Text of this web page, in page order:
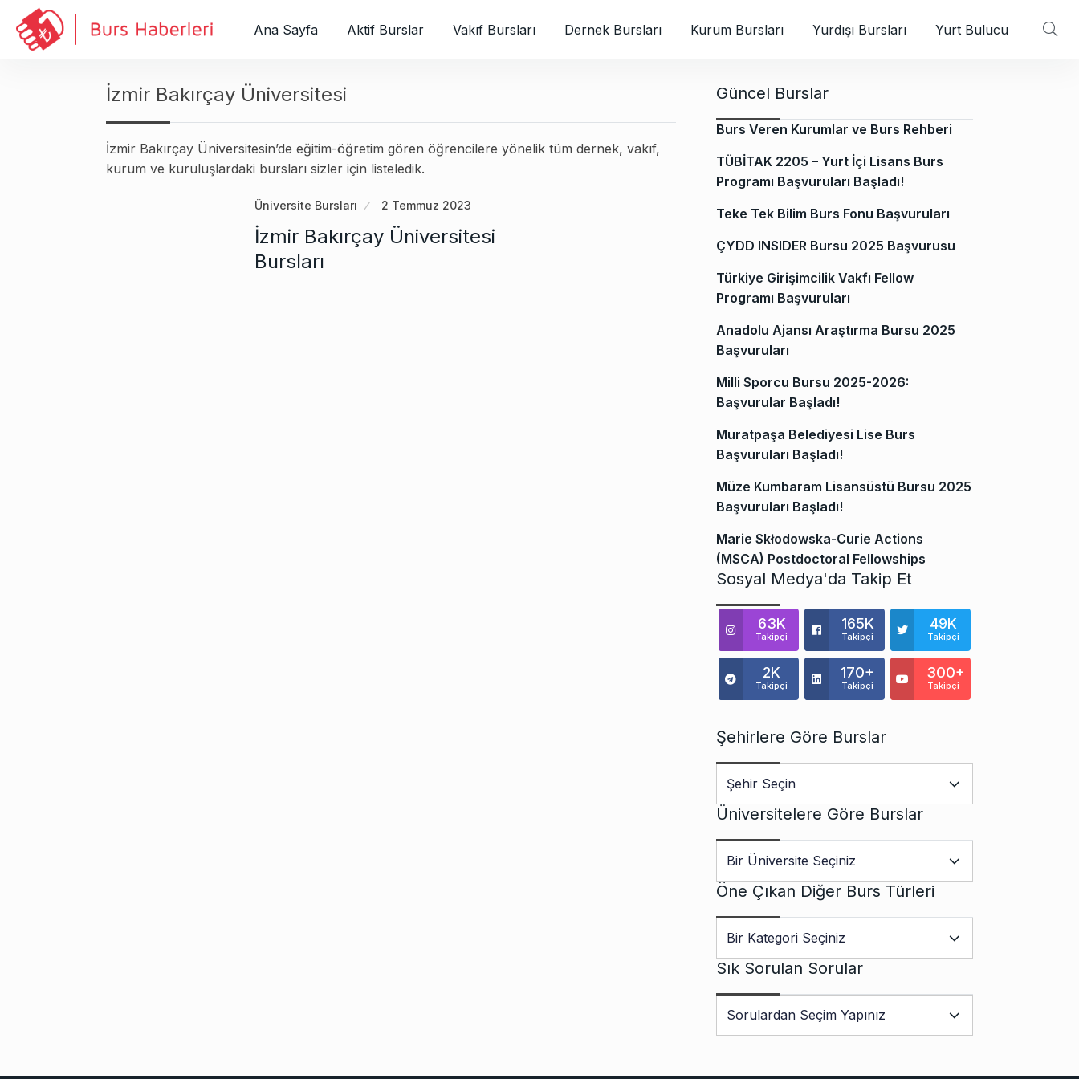
Ana Sayfa Aktif Burslar Vakıf Bursları Dernek Bursları Kurum Bursları Yurdışı Bursları Yurt Bulucu
İzmir Bakırçay Üniversitesi
İzmir Bakırçay Üniversitesin’de eğitim-öğretim gören öğrencilere yönelik tüm dernek, vakıf,
kurum ve kuruluşlardaki bursları sizler için listeledik.
Üniversite Bursları 2 Temmuz 2023
İzmir Bakırçay Üniversitesi
Bursları
Güncel Burslar
Burs Veren Kurumlar ve Burs Rehberi
TÜBİTAK 2205 – Yurt İçi Lisans Burs
Programı Başvuruları Başladı!
Teke Tek Bilim Burs Fonu Başvuruları
ÇYDD INSIDER Bursu 2025 Başvurusu
Türkiye Girişimcilik Vakfı Fellow
Programı Başvuruları
Anadolu Ajansı Araştırma Bursu 2025
Başvuruları
Milli Sporcu Bursu 2025-2026:
Başvurular Başladı!
Muratpaşa Belediyesi Lise Burs
Başvuruları Başladı!
Müze Kumbaram Lisansüstü Bursu 2025
Başvuruları Başladı!
Marie Skłodowska-Curie Actions
(MSCA) Postdoctoral Fellowships
Sosyal Medya'da Takip Et
63K
Takipçi
165K
Takipçi
49K
Takipçi
2K
Takipçi
170+
Takipçi
300+
Takipçi
Şehirlere Göre Burslar
Üniversitelere Göre Burslar
Öne Çıkan Diğer Burs Türleri
Sık Sorulan Sorular